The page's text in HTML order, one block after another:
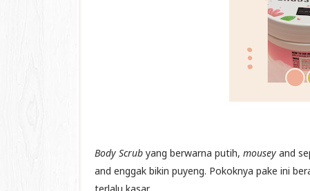
Body Scrub yang berwarna putih, mousey and
and enggak bikin puyeng. Pokoknya pake ini